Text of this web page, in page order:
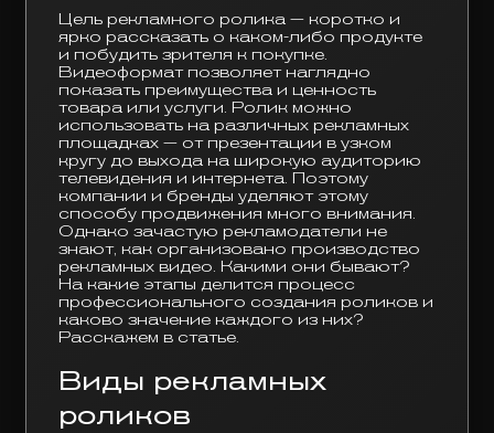
Цель рекламного ролика — коротко и
ярко рассказать о каком-либо продукте
и побудить зрителя к покупке.
Видеоформат позволяет наглядно
показать преимущества и ценность
товара или услуги. Ролик можно
использовать на различных рекламных
площадках — от презентации в узком
кругу до выхода на широкую аудиторию
телевидения и интернета. Поэтому
компании и бренды уделяют этому
способу продвижения много внимания.
Однако зачастую рекламодатели не
знают, как организовано производство
рекламных видео. Какими они бывают?
На какие этапы делится процесс
профессионального создания роликов и
каково значение каждого из них?
Расскажем в статье.
Виды рекламных
роликов